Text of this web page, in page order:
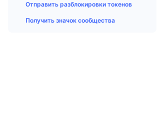
Отправить разблокировки токенов
Получить значок сообщества